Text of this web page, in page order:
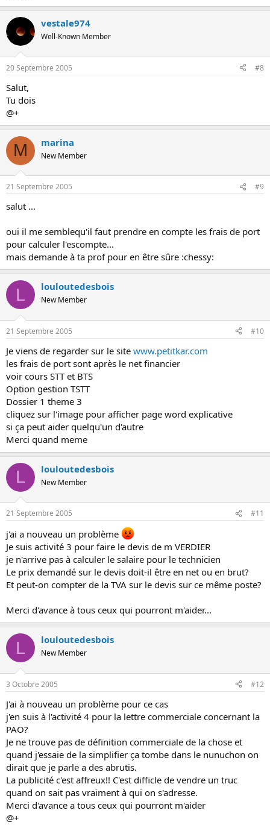
vestale974
Well-Known Member
20 Septembre 2005 #8
Salut,
Tu dois
@+
M marina
New Member
21 Septembre 2005 #9
salut ...
oui il me semblequ'il faut prendre en compte les frais de port
pour calculer l'escompte...
mais demande à ta prof pour en être sûre :chessy:
L louloutedesbois
New Member
21 Septembre 2005 #10
Je viens de regarder sur le site www.petitkar.com
les frais de port sont après le net financier
voir cours STT et BTS
Option gestion TSTT
Dossier 1 theme 3
cliquez sur l'image pour afficher page word explicative
si ça peut aider quelqu'un d'autre
Merci quand meme
L louloutedesbois
New Member
21 Septembre 2005 #11
j'ai a nouveau un problème
Je suis activité 3 pour faire le devis de m VERDIER
je n'arrive pas à calculer le salaire pour le technicien
Le prix demandé sur le devis doit-il être en net ou en brut?
Et peut-on compter de la TVA sur le devis sur ce même poste?
Merci d'avance à tous ceux qui pourront m'aider...
L louloutedesbois
New Member
3 Octobre 2005 #12
J'ai à nouveau un problème pour ce cas
j'en suis à l'activité 4 pour la lettre commerciale concernant la
PAO?
Je ne trouve pas de définition commerciale de la chose et
quand j'essaie de la simplifier ça tombe dans le nunuchon on
dirait que je parle a des abrutis.
La publicité c'est affreux!! C'est difficle de vendre un truc
quand on sait pas vraiment à qui on s'adresse.
Merci d'avance a tous ceux qui pourront m'aider
@+